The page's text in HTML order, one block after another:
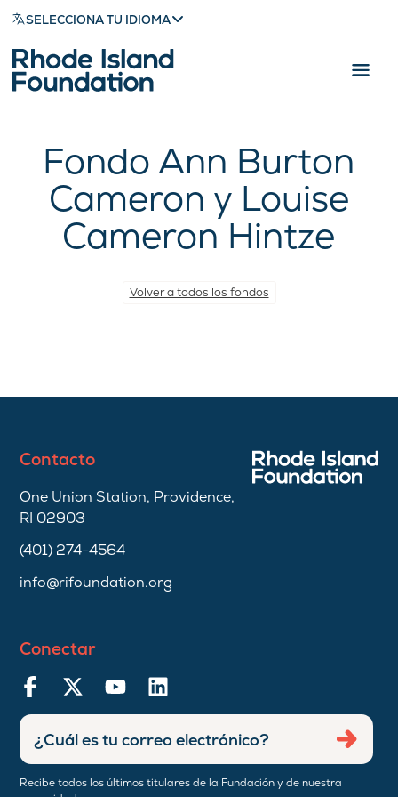
SELECCIONA TU IDIOMA
Fondo Ann Burton
Cameron y Louise
Cameron Hintze
Volver a todos los fondos
Contacto
One Union Station, Providence,
RI 02903
(401) 274-4564
info@rifoundation.org
Conectar
Recibe todos los últimos titulares de la Fundación y de nuestra
Ingresar
dirección
de
correo
Enviar